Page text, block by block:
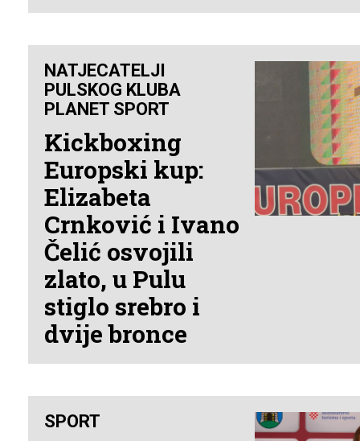
NATJECATELJI
PULSKOG KLUBA
PLANET SPORT
Kickboxing
Europski kup:
Elizabeta
Crnković i Ivano
Čelić osvojili
zlato, u Pulu
stiglo srebro i
dvije bronce
SPORT